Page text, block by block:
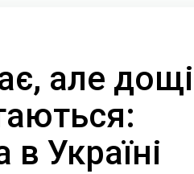
але дощі
Україні